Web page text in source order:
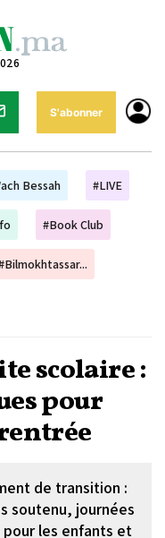
S'abonner
Bessah #LIVE
#Book Club
scolaire :
pour
de transition :
soutenu, journées
les enfants et